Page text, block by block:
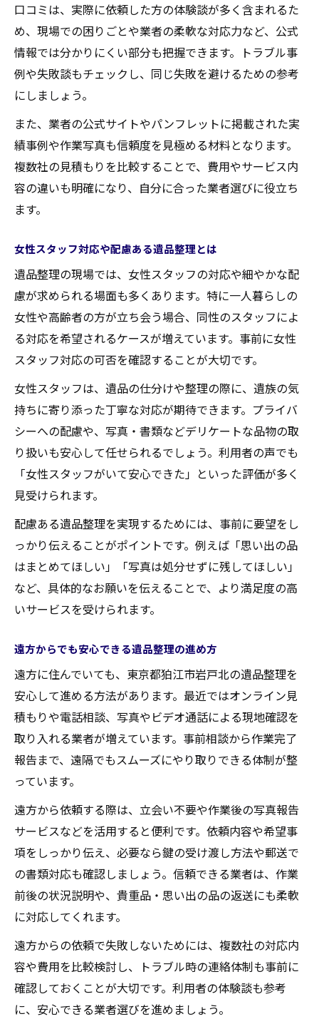
口コミは、実際に依頼した方の体験談が多く含まれるた
め、現場での困りごとや業者の柔軟な対応力など、公式
情報では分かりにくい部分も把握できます。トラブル事
例や失敗談もチェックし、同じ失敗を避けるための参考
にしましょう。
また、業者の公式サイトやパンフレットに掲載された実
績事例や作業写真も信頼度を見極める材料となります。
複数社の見積もりを比較することで、費用やサービス内
容の違いも明確になり、自分に合った業者選びに役立ち
ます。
女性スタッフ対応や配慮ある遺品整理とは
遺品整理の現場では、女性スタッフの対応や細やかな配
慮が求められる場面も多くあります。特に一人暮らしの
女性や高齢者の方が立ち会う場合、同性のスタッフによ
る対応を希望されるケースが増えています。事前に女性
スタッフ対応の可否を確認することが大切です。
女性スタッフは、遺品の仕分けや整理の際に、遺族の気
持ちに寄り添った丁寧な対応が期待できます。プライバ
シーへの配慮や、写真・書類などデリケートな品物の取
り扱いも安心して任せられるでしょう。利用者の声でも
「女性スタッフがいて安心できた」といった評価が多く
見受けられます。
配慮ある遺品整理を実現するためには、事前に要望をし
っかり伝えることがポイントです。例えば「思い出の品
はまとめてほしい」「写真は処分せずに残してほしい」
など、具体的なお願いを伝えることで、より満足度の高
いサービスを受けられます。
遠方からでも安心できる遺品整理の進め方
遠方に住んでいても、東京都狛江市岩戸北の遺品整理を
安心して進める方法があります。最近ではオンライン見
積もりや電話相談、写真やビデオ通話による現地確認を
取り入れる業者が増えています。事前相談から作業完了
報告まで、遠隔でもスムーズにやり取りできる体制が整
っています。
遠方から依頼する際は、立会い不要や作業後の写真報告
サービスなどを活用すると便利です。依頼内容や希望事
項をしっかり伝え、必要なら鍵の受け渡し方法や郵送で
の書類対応も確認しましょう。信頼できる業者は、作業
前後の状況説明や、貴重品・思い出の品の返送にも柔軟
に対応してくれます。
遠方からの依頼で失敗しないためには、複数社の対応内
容や費用を比較検討し、トラブル時の連絡体制も事前に
確認しておくことが大切です。利用者の体験談も参考
に、安心できる業者選びを進めましょう。